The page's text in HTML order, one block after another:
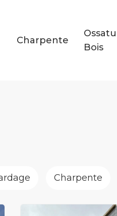
Charpente
Bois
Charpente